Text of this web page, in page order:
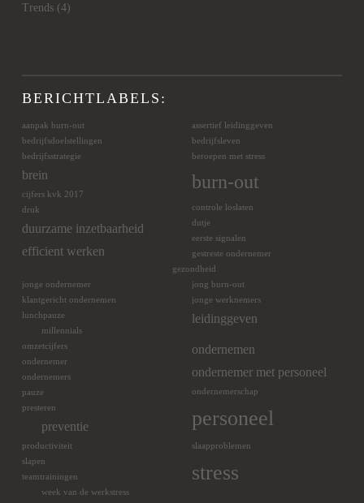
Trends(4)
BERICHTLABELS:
aanpak burn-out
assertief leidinggeven
bedrijfsdoelstellingen
bedrijfsleven
bedrijfsstrategie
beroepen met stress
brein burn-out
cijfers kvk 2017
controle loslaten
druk
dutje
duurzame inzetbaarheid
eerste signalen
efficient werken
gestreste ondernemer
gezondheid
jong burn-out
jonge ondernemer
jonge werknemers
klantgericht ondernemen
leidinggeven
lunchpauze
millennials
omzetcijfers
ondernemen
ondernemer
ondernemer met personeel
ondernemers
ondernemerschap
pauze
personeel
presteren
preventie
productiviteit
slaapproblemen
slapen
stress
teamtrainingen
week van de werkstress